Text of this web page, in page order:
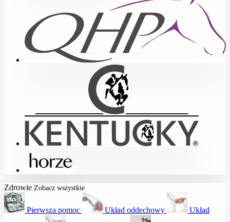
Zdrowie Zobacz wszystkie
Pierwsza pomoc Układ oddechowy Układ